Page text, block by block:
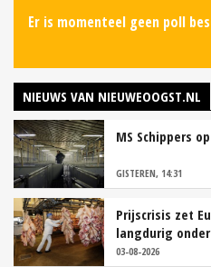
Er is momenteel geen poll
NIEUWS VAN NIEUWEOOGST.NL
MS Schippers
GISTEREN, 14:31
Prijscrisis zet
langdurig
03-08-2026